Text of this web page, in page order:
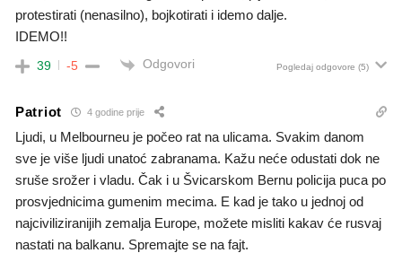
protestirati (nenasilno), bojkotirati i idemo dalje.
IDEMO!!
39 -5 Odgovori Pogledaj odgovore (5)
Patriot 4 godine prije
Ljudi, u Melbourneu je počeo rat na ulicama. Svakim danom
sve je više ljudi unatoć zabranama. Kažu neće odustati dok ne
sruše srožer i vladu. Čak i u Švicarskom Bernu policija puca po
prosvjednicima gumenim mecima. E kad je tako u jednoj od
najciviliziranijih zemalja Europe, možete misliti kakav će rusvaj
nastati na balkanu. Spremajte se na fajt.